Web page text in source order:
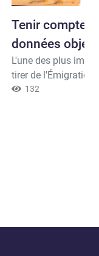
Tenir compte
données
placer sa
Allah
L'une des plus
tirer de l'Émigration
Prophète l'a
132